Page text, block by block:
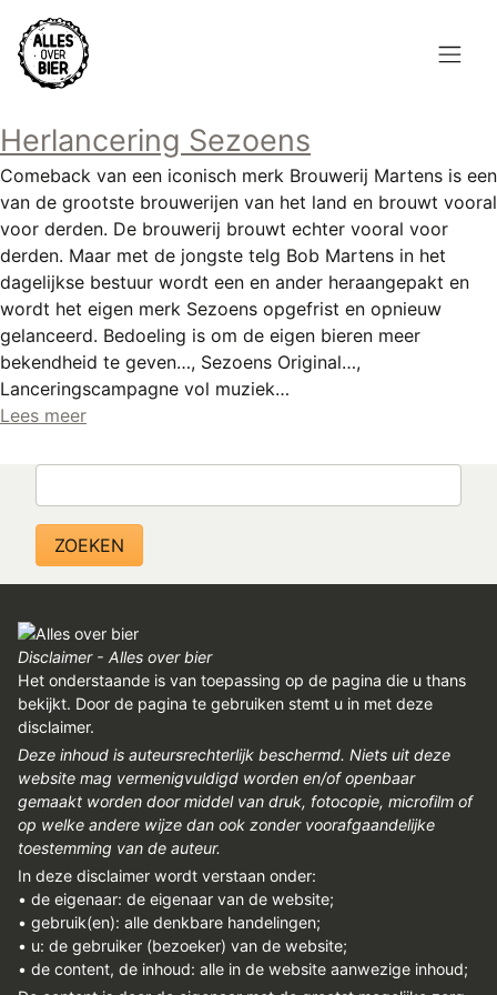
Overslaan
en
naar
gaan
Topmenu
INLOGGEN
REGISTREREN
FACEBOOK
Hoofdnavigatie
HOME
BROUWEN
BLOG
AANBOD
AGENDA
CONTACT
Herlancering Sezoens
Comeback van een iconisch merk Brouwerij Martens is een
van de grootste brouwerijen van het land en brouwt vooral
voor derden. De brouwerij brouwt echter vooral voor
derden. Maar met de jongste telg Bob Martens in het
dagelijkse bestuur wordt een en ander heraangepakt en
wordt het eigen merk Sezoens opgefrist en opnieuw
gelanceerd. Bedoeling is om de eigen bieren meer
bekendheid te geven…, Sezoens Original…,
Lanceringscampagne vol muziek…
Lees meer
Disclaimer - Alles over bier
Het onderstaande is van toepassing op de pagina die u thans
bekijkt. Door de pagina te gebruiken stemt u in met deze
disclaimer.
Deze inhoud is auteursrechterlijk beschermd. Niets uit deze
website mag vermenigvuldigd worden en/of openbaar
gemaakt worden door middel van druk, fotocopie, microfilm of
op welke andere wijze dan ook zonder voorafgaandelijke
toestemming van de auteur.
In deze disclaimer wordt verstaan onder:
• de eigenaar: de eigenaar van de website;
• gebruik(en): alle denkbare handelingen;
• u: de gebruiker (bezoeker) van de website;
• de content, de inhoud: alle in de website aanwezige inhoud;